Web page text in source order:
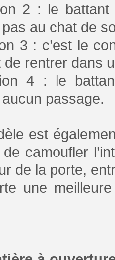
2 : le
au chat de
3 : c’est le
de rentrer dans
4 : le
passage.
est
de camoufler
de la porte,
une